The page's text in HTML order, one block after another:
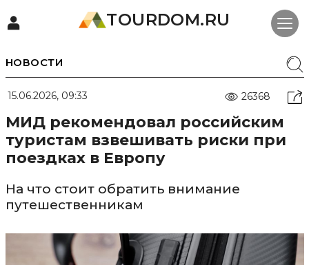
TOURDOM.RU
НОВОСТИ
15.06.2026, 09:33 26368
МИД рекомендовал российским
туристам взвешивать риски при
поездках в Европу
На что стоит обратить внимание
путешественникам